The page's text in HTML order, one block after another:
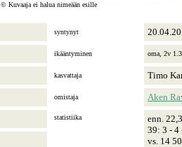
© Kuvaaja ei halua nimeään esille
syntynyt
ikääntyminen oma, 2v
kasvattaja Timo
omistaja Aken
statistiika
enn.
39: 3 - 4
vs. 14